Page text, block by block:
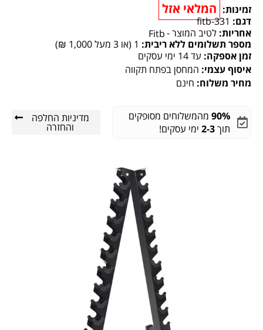
זמינות: המלאי אזל
דגם: fitb-331
אחריות: לטיב המוצר -Fitb
מספר תשלומים ללא ריבית: 1 (או 3 מעל 1,000 ₪)
זמן אספקה: עד 14 ימי עסקים
איסוף עצמי: המחסן בפתח תקווה
מחיר משלוח: חינם
90% מהמשלוחים מסופקים
תוך2-3 ימי עסקים!
מדיניות החלפה
והחזרה